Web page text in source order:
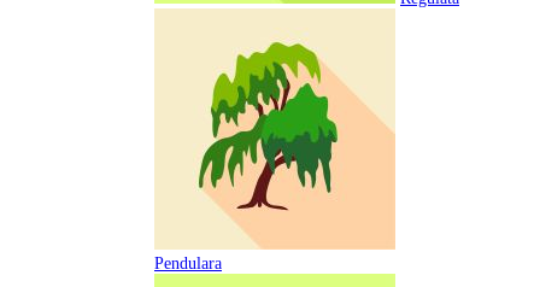
Pendulara